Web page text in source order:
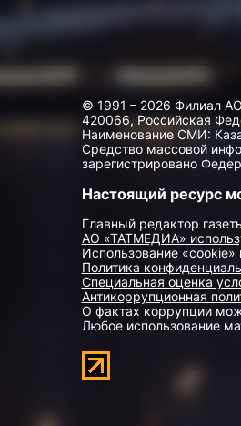
© 1991 – 2026 Филиал
420066, Российская
Наименование СМИ:
Средство массовой
зарегистрировано
Настоящий ресурс
Главный редактор
АО «ТАТМЕДИА»
Использование
Политика
Специальная оценка
Антикоррупционная
О фактах коррупции
Любое использование